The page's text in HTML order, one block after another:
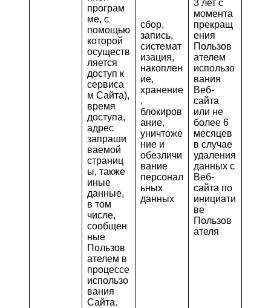
програм
ме, с
помощью
которой
осуществ
ляется
доступ к
сервиса
м Сайта),
время
доступа,
адрес
запраши
ваемой
страниц
ы, также
иные
данные,
в том
числе,
сообщен
ные
Пользов
ателем в
процессе
использо
вания
Сайта.
сбор,
запись,
системат
изация,
накоплен
ие,
хранение
,
блокиров
ание,
уничтоже
ние и
обезличи
вание
персонал
ьных
данных
3 лет с
момента
прекращ
ения
Пользов
ателем
использо
вания
Веб-
сайта
или не
более 6
месяцев
в случае
удаления
данных с
Веб-
сайта по
инициати
ве
Пользов
ателя